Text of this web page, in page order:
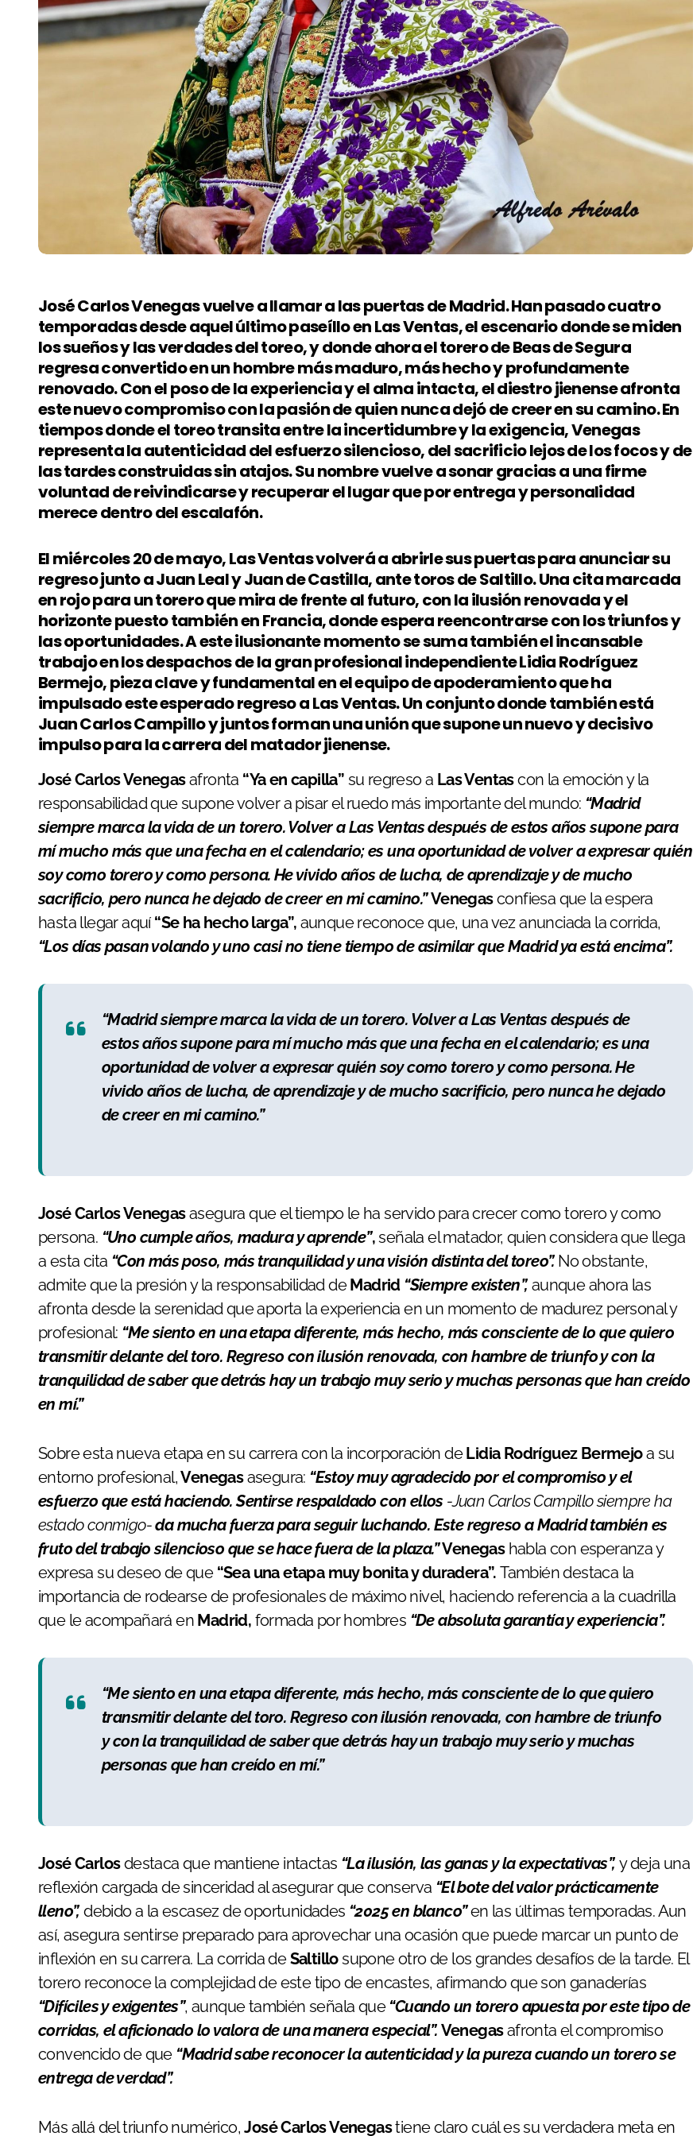
José Carlos Venegas vuelve a llamar a las puertas de Madrid. Han pasado cuatro
temporadas desde aquel último paseíllo en Las Ventas, el escenario donde se miden
los sueños y las verdades del toreo, y donde ahora el torero de Beas de Segura
regresa convertido en un hombre más maduro, más hecho y profundamente
renovado. Con el poso de la experiencia y el alma intacta, el diestro jienense afronta
este nuevo compromiso con la pasión de quien nunca dejó de creer en su camino. En
tiempos donde el toreo transita entre la incertidumbre y la exigencia, Venegas
representa la autenticidad del esfuerzo silencioso, del sacrificio lejos de los focos y de
las tardes construidas sin atajos. Su nombre vuelve a sonar gracias a una firme
voluntad de reivindicarse y recuperar el lugar que por entrega y personalidad
merece dentro del escalafón.
El miércoles 20 de mayo, Las Ventas volverá a abrirle sus puertas para anunciar su
regreso junto a Juan Leal y Juan de Castilla, ante toros de Saltillo. Una cita marcada
en rojo para un torero que mira de frente al futuro, con la ilusión renovada y el
horizonte puesto también en Francia, donde espera reencontrarse con los triunfos y
las oportunidades. A este ilusionante momento se suma también el incansable
trabajo en los despachos de la gran profesional independiente Lidia Rodríguez
Bermejo, pieza clave y fundamental en el equipo de apoderamiento que ha
impulsado este esperado regreso a Las Ventas. Un conjunto donde también está
Juan Carlos Campillo y juntos forman una unión que supone un nuevo y decisivo
impulso para la carrera del matador jienense.
José Carlos Venegasafronta “Ya en capilla” su regreso a Las Ventascon la emoción y la
responsabilidad que supone volver a pisar el ruedo más importante del mundo: “Madrid
siempre marca la vida de un torero. Volver a Las Ventas después de estos años supone para
mí mucho más que una fecha en el calendario; es una oportunidad de volver a expresar quién
soy como torero y como persona. He vivido años de lucha, de aprendizaje y de mucho
sacrificio, pero nunca he dejado de creer en mi camino.”Venegasconfiesa que la espera
hasta llegar aquí “Se ha hecho larga”, aunque reconoce que, una vez anunciada la corrida,
“Los días pasan volando y uno casi no tiene tiempo de asimilar que Madrid ya está encima”.
“Madrid siempre marca la vida de un torero. Volver a Las Ventas después de
estos años supone para mí mucho más que una fecha en el calendario; es una
oportunidad de volver a expresar quién soy como torero y como persona. He
vivido años de lucha, de aprendizaje y de mucho sacrificio, pero nunca he dejado
de creer en mi camino.”
José Carlos Venegasasegura que el tiempo le ha servido para crecer como torero y como
persona. “Uno cumple años, madura y aprende”,señala el matador, quien considera que llega
a esta cita “Con más poso, más tranquilidad y una visión distinta del toreo”. No obstante,
admite que la presión y la responsabilidad deMadrid “Siempre existen”, aunque ahora las
afronta desde la serenidad que aporta la experiencia en un momento de madurez personal y
profesional: “Me siento en una etapa diferente, más hecho, más consciente de lo que quiero
transmitir delante del toro. Regreso con ilusión renovada, con hambre de triunfo y con la
tranquilidad de saber que detrás hay un trabajo muy serio y muchas personas que han creído
en mí.”
Sobre esta nueva etapa en su carrera con la incorporación deLidia Rodríguez Bermejoa su
entorno profesional,Venegasasegura: “Estoy muy agradecido por el compromiso y el
esfuerzo que está haciendo. Sentirse respaldado con ellos -Juan Carlos Campillo siempre ha
estado conmigo-da mucha fuerza para seguir luchando. Este regreso a Madrid también es
fruto del trabajo silencioso que se hace fuera de la plaza.”Venegas habla con esperanza y
expresa su deseo de que“Sea una etapa muy bonita y duradera”.También destaca la
importancia de rodearse de profesionales de máximo nivel, haciendo referencia a la cuadrilla
que le acompañará en Madrid, formada por hombres “De absoluta garantía y experiencia”.
“Me siento en una etapa diferente, más hecho, más consciente de lo que quiero
transmitir delante del toro. Regreso con ilusión renovada, con hambre de triunfo
y con la tranquilidad de saber que detrás hay un trabajo muy serio y muchas
personas que han creído en mí.”
José Carlosdestaca que mantiene intactas “La ilusión, las ganas y la expectativas”,y deja una
reflexión cargada de sinceridad al asegurar que conserva “El bote del valor prácticamente
lleno”, debido a la escasez de oportunidades “2025 en blanco”en las últimas temporadas. Aun
así, asegura sentirse preparado para aprovechar una ocasión que puede marcar un punto de
inflexión en su carrera. La corrida deSaltillosupone otro de los grandes desafíos de la tarde. El
torero reconoce la complejidad de este tipo de encastes, afirmando que son ganaderías
“Difíciles y exigentes”, aunque también señala que “Cuando un torero apuesta por este tipo de
corridas, el aficionado lo valora de una manera especial”. Venegasafronta el compromiso
convencido de que “Madrid sabe reconocer la autenticidad y la pureza cuando un torero se
entrega de verdad”.
Más allá del triunfo numérico,José Carlos Venegastiene claro cuál es su verdadera meta en